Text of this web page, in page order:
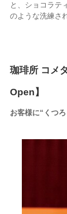
と、ショコラテ
のような洗練さ
珈琲所 コメ
Open】
お客様に“くつ